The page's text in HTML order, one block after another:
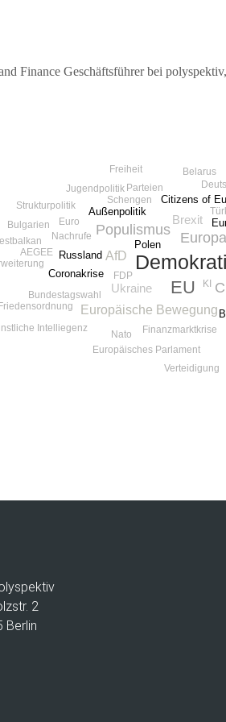
Finance Geschäftsführer bei
EU
Europa
Populismus
AfD
Europäische Bewegung
Ukraine
Brexit
Russland
Coronakrise
Außenpolitik
Citizens of
Polen
FDP
Finanzmarktkrise
Bundestagswahl
Euro
Parteien
Nachrufe
Europäisches Parlament
Jugendpolitik
Strukturpolitik
AEGEE
Belarus
Bulgarien
Freiheit
Friedensordnung
KI
Intelliegenz
Nato
Schengen
Verteidigung
2
Berlin